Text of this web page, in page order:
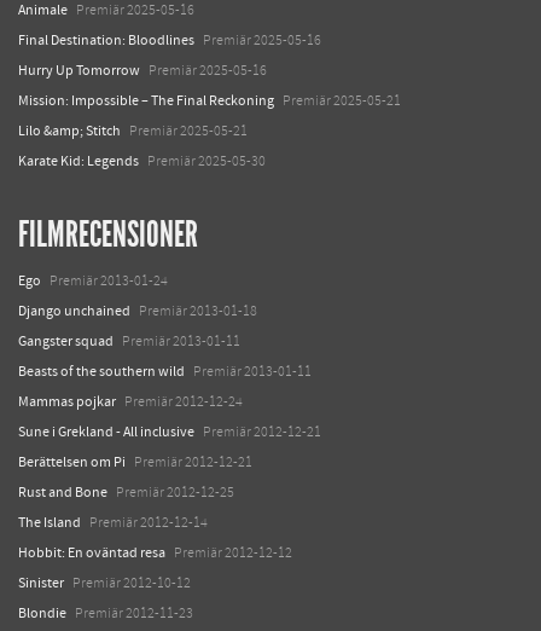
Animale Premiär 2025-05-16
Final Destination: Bloodlines Premiär 2025-05-16
Hurry Up Tomorrow Premiär 2025-05-16
Mission: Impossible – The Final Reckoning Premiär 2025-05-21
Lilo &amp; Stitch Premiär 2025-05-21
Karate Kid: Legends Premiär 2025-05-30
FILMRECENSIONER
Ego Premiär 2013-01-24
Django unchained Premiär 2013-01-18
Gangster squad Premiär 2013-01-11
Beasts of the southern wild Premiär 2013-01-11
Mammas pojkar Premiär 2012-12-24
Sune i Grekland - All inclusive Premiär 2012-12-21
Berättelsen om Pi Premiär 2012-12-21
Rust and Bone Premiär 2012-12-25
The Island Premiär 2012-12-14
Hobbit: En oväntad resa Premiär 2012-12-12
Sinister Premiär 2012-10-12
Blondie Premiär 2012-11-23